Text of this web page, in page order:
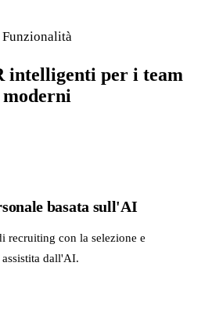
Funzionalità
intelligenti per i team
moderni
basata sull'AI
recruiting con la selezione e
dall'AI.